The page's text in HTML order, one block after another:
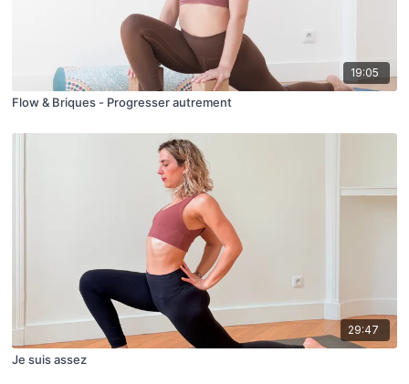
19:05
Flow & Briques - Progresser autrement
29:47
Je suis assez